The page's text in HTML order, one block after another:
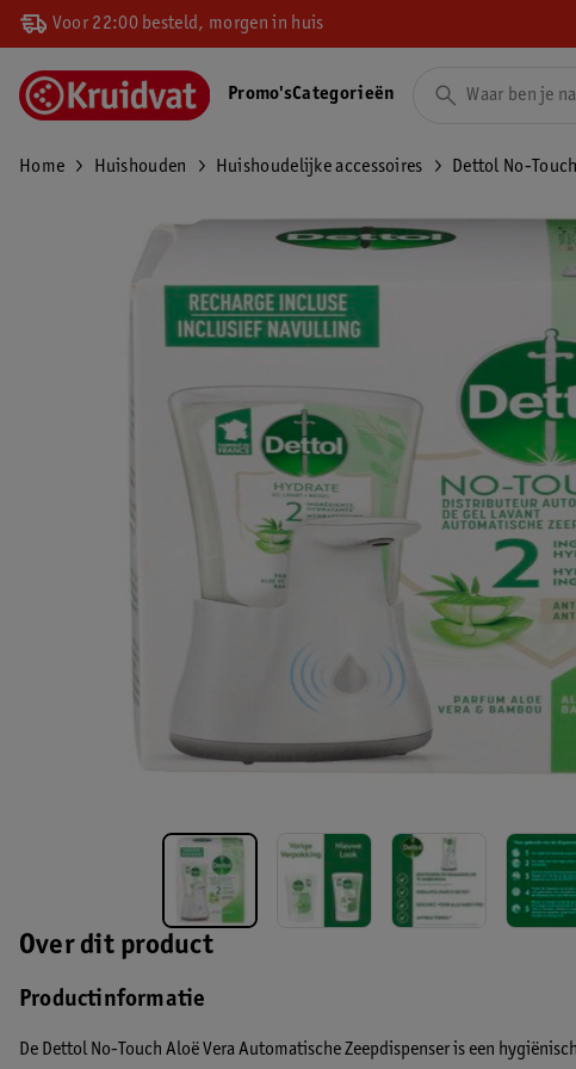
Voor 22:00 besteld, morgen in huis
Promo'sCategorieën
Home Huishouden Huishoudelijke accessoires Dettol No-
Over dit product
Productinformatie
De Dettol No-Touch Aloë Vera Automatische Zeepdispenser is een